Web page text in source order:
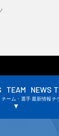
TEAM
チーム・選手
▼
NEWS
最新情報チ
・選手情報
・スタッフ情報